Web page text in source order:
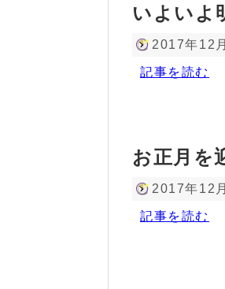
いよいよ
2017年12
記事を読む
お正月を
2017年12
記事を読む